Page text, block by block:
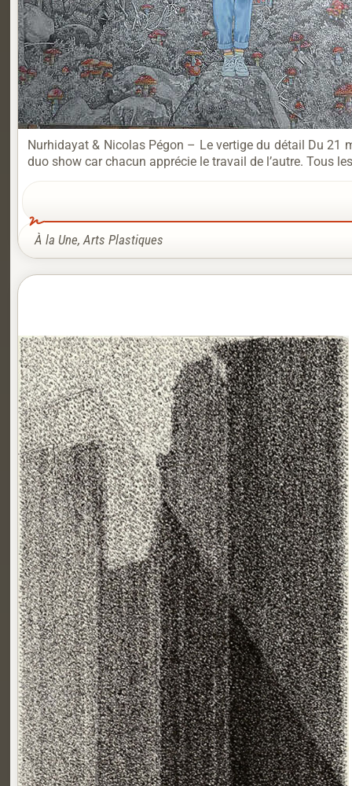
Nurhidayat & Nicolas Pégon – Le vertige du détail Du 21
duo show car chacun apprécie le travail de l’autre. Tous
À la Une, Arts Plastiques